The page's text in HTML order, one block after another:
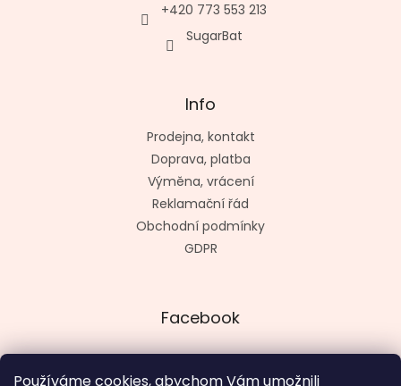
Používáme cookies, abychom Vám umožnili
+420 773 553 213
SugarBat
Info
Prodejna, kontakt
Doprava, platba
Výměna, vrácení
Reklamační řád
Obchodní podmínky
GDPR
Facebook